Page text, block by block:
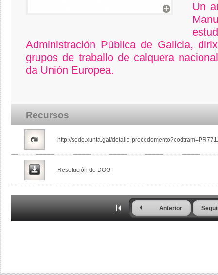
Un
Administración Pública de Galicia,
grupos de traballo de calquera
da Unión Europea.
Recursos
http://sede.xunta.gal/detalle-
Resolución do DOG
Anterior